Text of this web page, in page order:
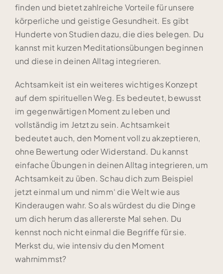
finden und bietet zahlreiche Vorteile für unsere
körperliche und geistige Gesundheit. Es gibt
Hunderte von Studien dazu, die dies belegen. Du
kannst mit kurzen Meditationsübungen beginnen
und diese in deinen Alltag integrieren.
Achtsamkeit ist ein weiteres wichtiges Konzept
auf dem spirituellen Weg. Es bedeutet, bewusst
im gegenwärtigen Moment zu leben und
vollständig im Jetzt zu sein. Achtsamkeit
bedeutet auch, den Moment voll zu akzeptieren,
ohne Bewertung oder Widerstand. Du kannst
einfache Übungen in deinen Alltag integrieren, um
Achtsamkeit zu üben. Schau dich zum Beispiel
jetzt einmal um und nimm‘ die Welt wie aus
Kinderaugen wahr. So als würdest du die Dinge
um dich herum das allererste Mal sehen. Du
kennst noch nicht einmal die Begriffe für sie.
Merkst du, wie intensiv du den Moment
wahrnimmst?